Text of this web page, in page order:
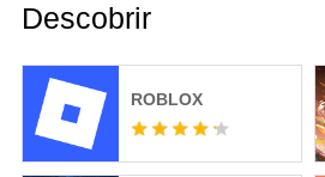
Descobrir
ROBLOX